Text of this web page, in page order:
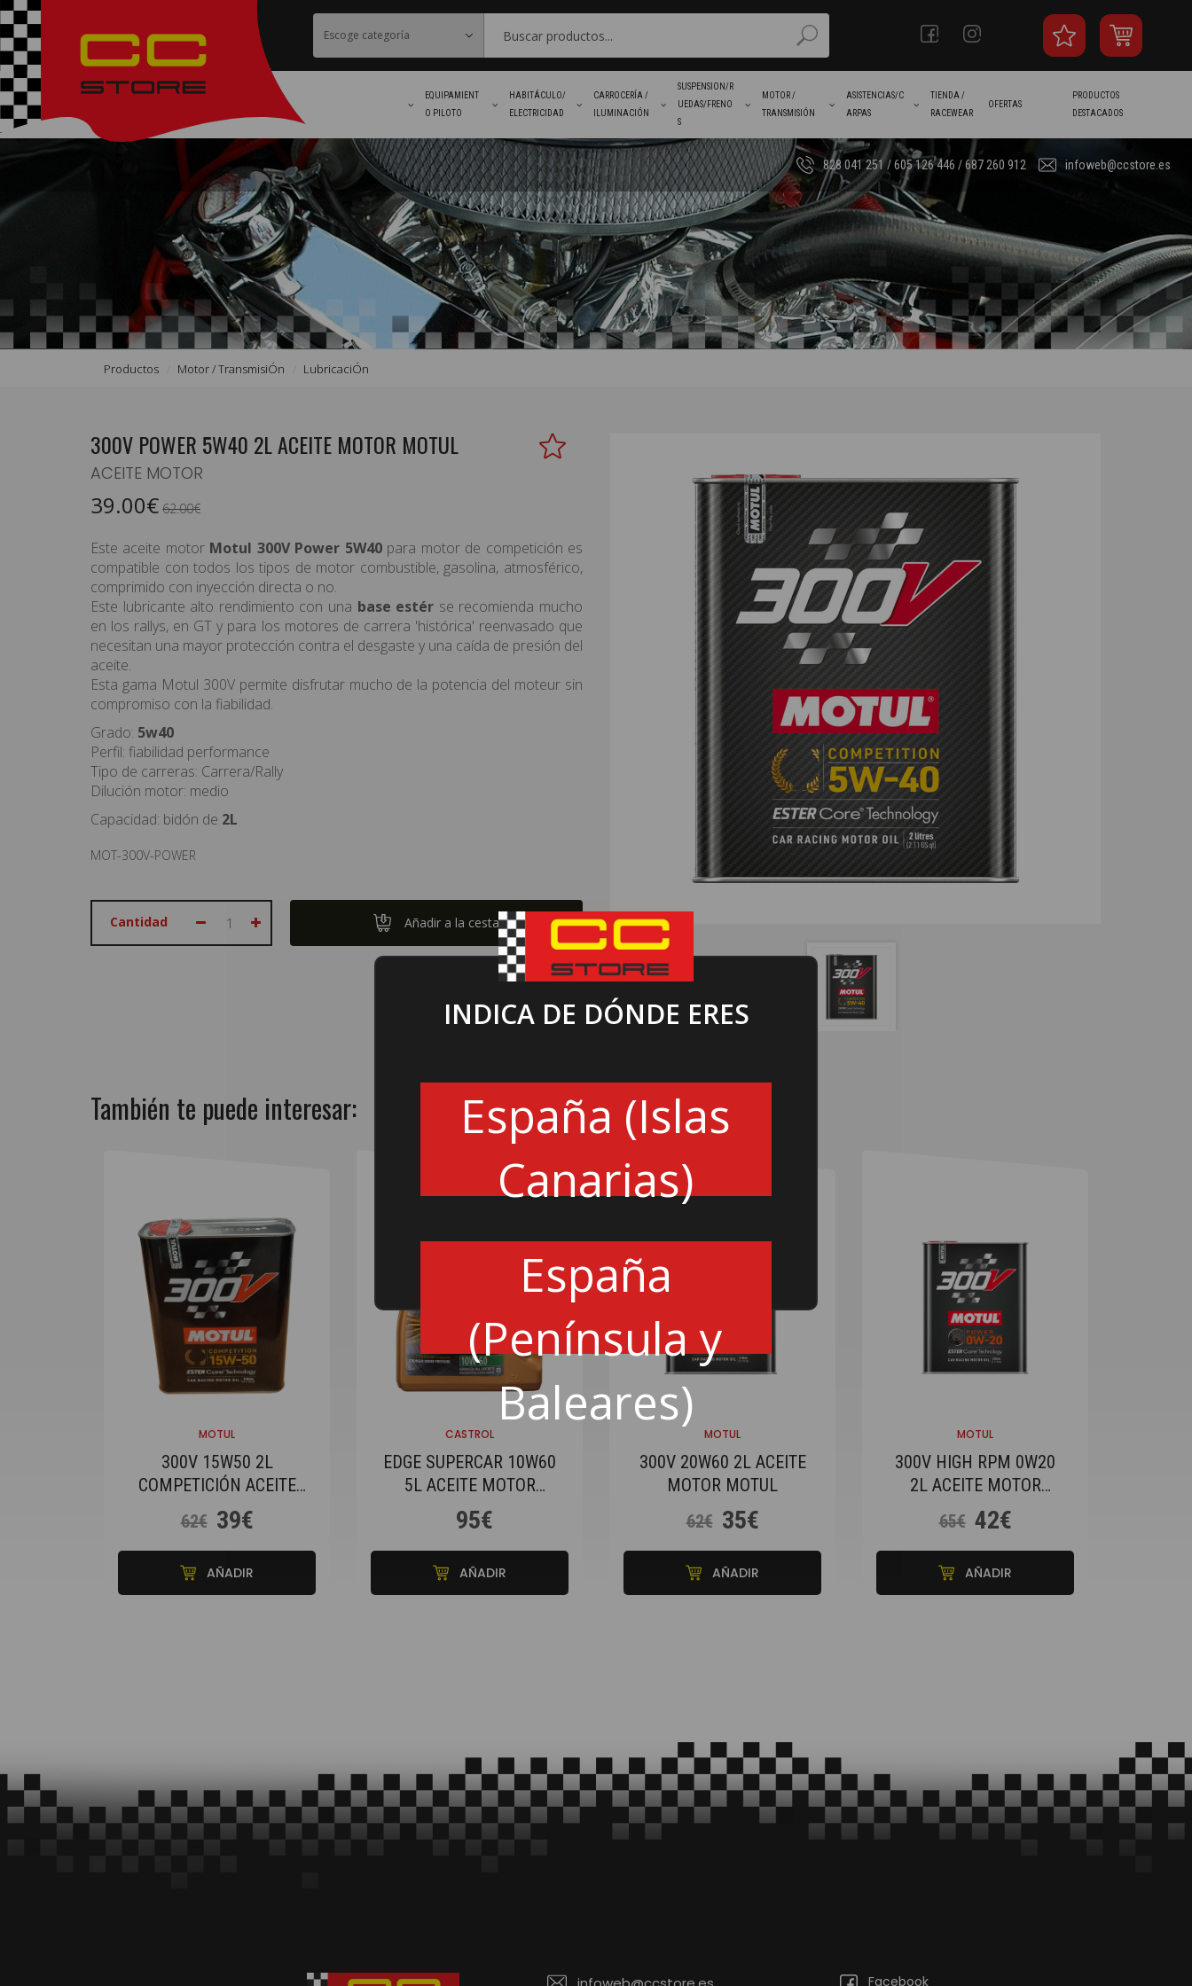
INDICA DE DÓNDE ERES
España (Islas
Canarias)
España
(Península y
Baleares)
EQUIPAMIENT
O PILOTO
HABITÁCULO/
ELECTRICIDAD
CARROCERÍA /
ILUMINACIÓN
SUSPENSION/R
UEDAS/FRENO
S
MOTOR /
TRANSMISIÓN
ASISTENCIAS/C
ARPAS
TIENDA /
RACEWEAR
OFERTAS
PRODUCTOS
DESTACADOS
828 041 251 / 605 126 446 / 687 260 912 infoweb@ccstore.es
Productos Motor / TransmisiÓn LubricaciÓn
300V POWER 5W40 2L ACEITE MOTOR MOTUL
ACEITE MOTOR
39.00€ 62.00€
Este aceite motor Motul 300V Power 5W40para motor de competición es
compatible con todos los tipos de motor combustible, gasolina, atmosférico,
comprimido con inyección directa o no.
Este lubricante alto rendimiento con una base estér se recomienda mucho
en los rallys, en GT y para los motores de carrera 'histórica' reenvasado que
necesitan una mayor protección contra el desgaste y una caída de presión del
aceite.
Esta gama Motul 300V permite disfrutar mucho de la potencia del moteur sin
compromiso con la fiabilidad.
Grado: 5w40
Perfil: fiabilidad performance
Tipo de carreras: Carrera/Rally
Dilución motor: medio
Capacidad: bidón de 2L
MOT-300V-POWER
Cantidad Añadir a la cesta
También te puede interesar:
MOTUL
300V 15W50 2L
COMPETICIÓN ACEITE
MOTOR MOTUL
62€ 39€
AÑADIR
CASTROL
EDGE SUPERCAR 10W60
5L ACEITE MOTOR
CASTROL
95€
AÑADIR
MOTUL
300V 20W60 2L ACEITE
MOTOR MOTUL
62€ 35€
AÑADIR
MOTUL
300V HIGH RPM 0W20
2L ACEITE MOTOR
MOTUL
65€ 42€
AÑADIR
Facebook
FAVORITOS
EQUIPAMIENTO PILOTO
CARROCERÍA / ILUMINACIÓN
SUSPENSION/RUEDAS/FRENOS
MOTOR / TRANSMISIÓN
ASISTENCIAS/CARPAS
TIENDA / RACEWEAR
PRODUCTOS DESTACADOS